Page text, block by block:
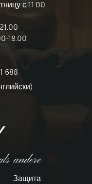
с 11.00
18.00
688
Защита